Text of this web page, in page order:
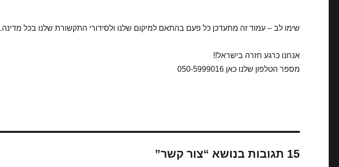
שימו לב – עמוד זה מתעדכן כל פעם בהתאם למיקום שלנו ולסידורי התקשורת שלנו בכל מדינה.
אנחנו כרגע חזרה בישראל!!
מספר הטלפון שלנו כאן 050-5999016
15 תגובות בנושא “צור קשר”